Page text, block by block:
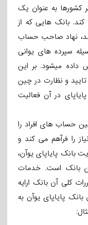
کشورها به عنوان یک
بانک هایی که از
نهاد صاحب­ حساب
سپرده ­های یوانی
داده می­شود. بر این
تایید و نظارت در چین
در آن فعالیت
حساب های افراد را
را فرآهم می­ کند و
بانک پایاپای یوآن،
بانک است. خدمات
کلی آن بانک ارایه
پایاپای یوآن به